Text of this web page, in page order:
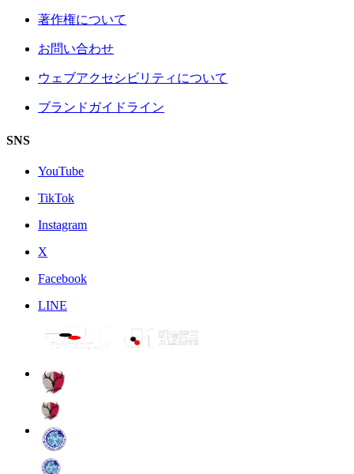
著作権について
お問い合わせ
ウェブアクセシビリティについて
ブランドガイドライン
SNS
YouTube
TikTok
Instagram
X
Facebook
LINE